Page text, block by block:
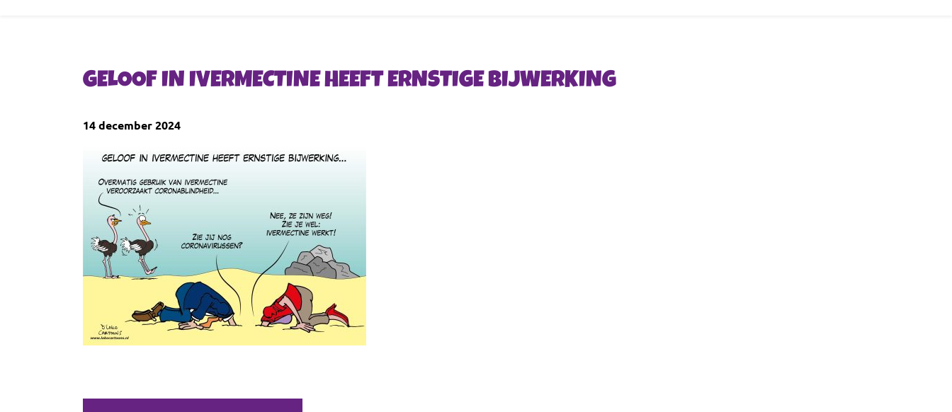
GELOOF IN IVERMECTINE HEEFT ERNSTIGE BIJWERKING
14 december 2024